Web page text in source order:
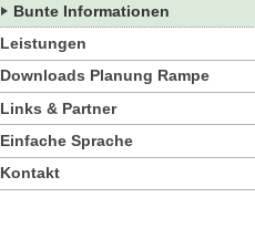
Bunte Informationen
Leistungen
Downloads Planung Rampe
Links & Partner
Einfache Sprache
Kontakt